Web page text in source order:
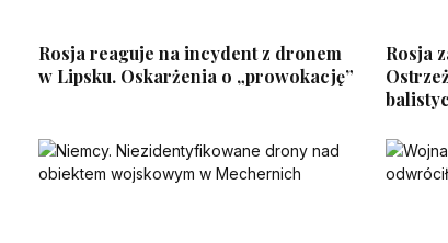
Rosja reaguje na incydent z dronem
w Lipsku. Oskarżenia o „prowokację”
Rosja